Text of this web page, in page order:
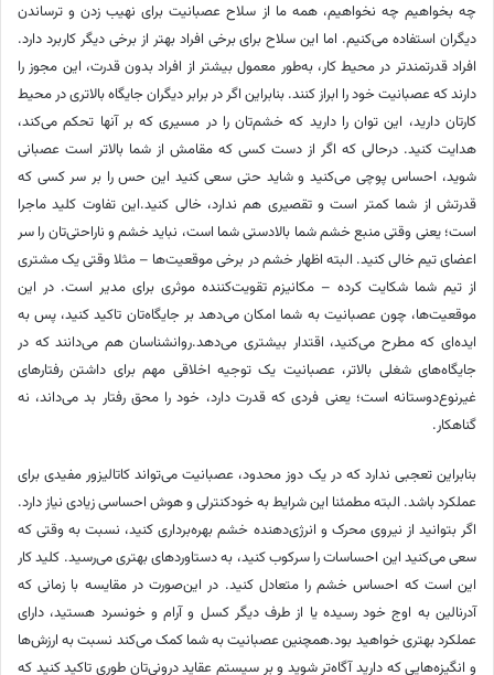
چه بخواهیم چه نخواهیم، همه ما از سلاح عصبانیت برای نهیب زدن و ترساندن
دیگران استفاده می‌کنیم. اما این سلاح برای برخی افراد بهتر از برخی دیگر کاربرد دارد.
افراد قدرتمندتر در محیط کار، به‌طور معمول بیشتر از افراد بدون قدرت، این مجوز را
دارند که عصبانیت خود را ابراز کنند. بنابراین اگر در برابر دیگران جایگاه بالاتری در محیط
کارتان دارید، این توان را دارید که خشم‌تان را در مسیری که بر آنها تحکم می‌کند،
هدایت کنید. درحالی که اگر از دست کسی که مقامش از شما بالاتر است عصبانی
شوید، احساس پوچی می‌کنید و شاید حتی سعی کنید این حس را بر سر کسی که
قدرتش از شما کمتر است و تقصیری هم ندارد، خالی کنید.این تفاوت کلید ماجرا
است؛ یعنی وقتی منبع خشم شما بالادستی شما است، نباید خشم و ناراحتی‌تان را سر
اعضای تیم خالی کنید. البته اظهار خشم در برخی موقعیت‌ها – مثلا وقتی یک مشتری
از تیم شما شکایت کرده – مکانیزم تقویت‌کننده موثری برای مدیر است. در این
موقعیت‌ها، چون عصبانیت به شما امکان می‌دهد بر جایگاه‌تان تاکید کنید، پس به
ایده‌ای که مطرح می‌کنید، اقتدار بیشتری می‌دهد.روانشناسان هم می‌دانند که در
جایگاه‌های شغلی بالاتر، عصبانیت یک توجیه اخلاقی مهم برای داشتن رفتارهای
غیرنوع‌دوستانه است؛ یعنی فردی که قدرت دارد، خود را محق رفتار بد می‌داند، نه
گناهکار.
بنابراین تعجبی ندارد که در یک دوز محدود، عصبانیت می‌تواند کاتالیزور مفیدی برای
عملکرد باشد. البته مطمئنا این شرایط به خودکنترلی و هوش احساسی زیادی نیاز دارد.
اگر بتوانید از نیروی محرک و انرژی‌دهنده خشم بهره‌برداری کنید، نسبت به وقتی که
سعی می‌کنید این احساسات را سرکوب کنید، به دستاوردهای بهتری می‌رسید. کلید کار
این است که احساس خشم را متعادل کنید. در این‌صورت در مقایسه با زمانی که
آدرنالین به اوج خود رسیده یا از طرف دیگر کسل و آرام و خونسرد هستید، دارای
عملکرد بهتری خواهید بود.همچنین عصبانیت به شما کمک می‌کند نسبت به ارزش‌ها
و انگیزه‌هایی که دارید آگاه‌تر شوید و بر سیستم عقاید درونی‌تان طوری تاکید کنید که